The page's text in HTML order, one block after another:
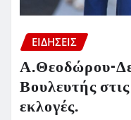
ΕΙΔΗΣΕΙΣ
Α.Θεοδώρου-
Βουλευτής
εκλογές.